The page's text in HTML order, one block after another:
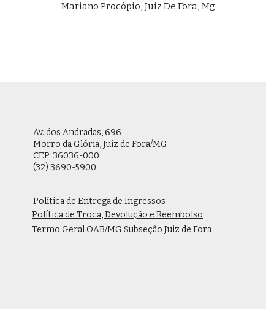
Mariano Procópio, Juiz De Fora, Mg
Av. dos Andradas, 696
Morro da Glória, Juiz de Fora/MG
CEP: 36036-000
(32) 3690-5900
Política de Entrega de Ingressos
Termo Geral OAB/MG Subseção Juiz de Fora
Política de Troca, Devolução e Reembolso